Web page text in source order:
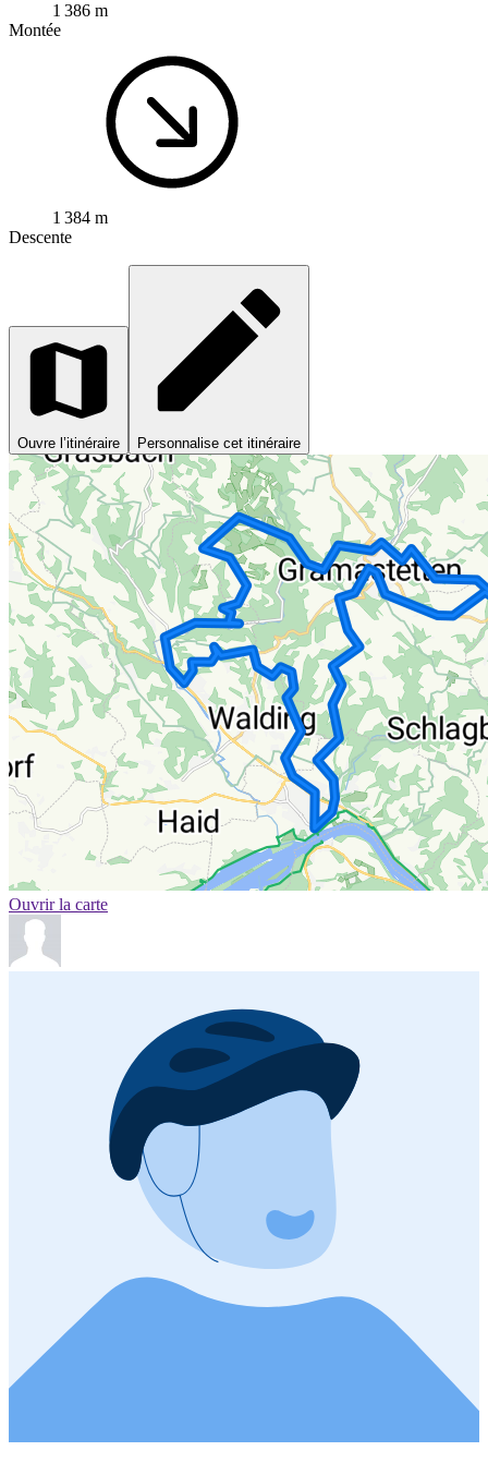
1 386 m
Montée
1 384 m
Descente
Ouvre l’itinéraire Personnalise cet itinéraire
Ouvrir la carte